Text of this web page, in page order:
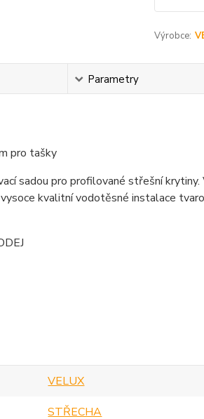
Výrobce:
Parametry
pro tašky
sadou pro profilované střešní
kvalitní vodotěsné instalace
VELUX
STŘECHA